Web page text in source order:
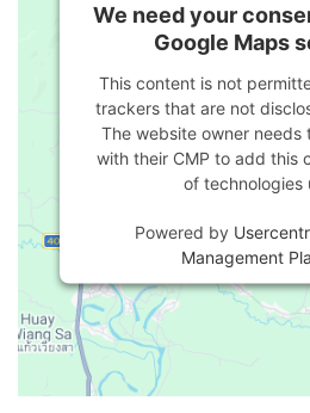
We need your
Google Maps
This content is not
trackers that are not
The website owner needs
with their CMP to add this
of technologies
Powered by
Management